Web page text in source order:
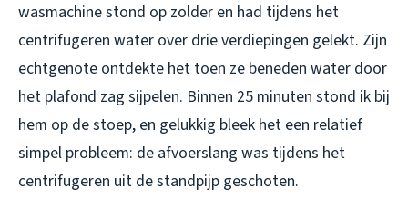
wasmachine stond op zolder en had tijdens het
centrifugeren water over drie verdiepingen gelekt. Zijn
echtgenote ontdekte het toen ze beneden water door
het plafond zag sijpelen. Binnen 25 minuten stond ik bij
hem op de stoep, en gelukkig bleek het een relatief
simpel probleem: de afvoerslang was tijdens het
centrifugeren uit de standpijp geschoten.